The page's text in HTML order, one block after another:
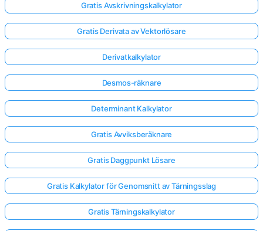
Gratis Avskrivningskalkylator
Gratis Derivata av Vektorlösare
Derivatkalkylator
Desmos-räknare
Determinant Kalkylator
Gratis Avviksberäknare
Gratis Daggpunkt Lösare
Gratis Kalkylator för Genomsnitt av Tärningsslag
Gratis Tärningskalkylator